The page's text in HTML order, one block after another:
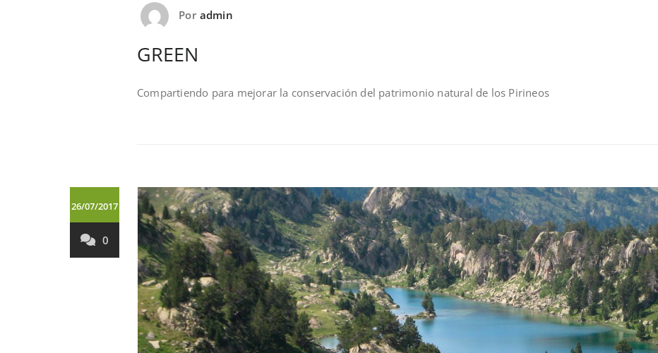
Por admin
GREEN
Compartiendo para mejorar la conservación del patrimonio natural de los Pirineos
26/07/2017
0